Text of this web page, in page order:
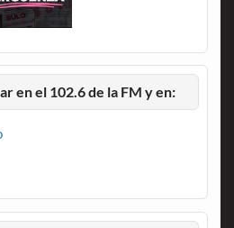
en el 102.6 de la FM y en: